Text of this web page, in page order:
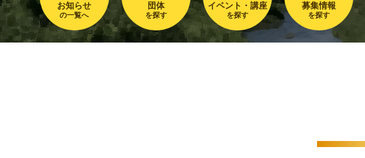
お知らせ
の一覧へ
団体
を探す
イベント・講座
を探す
募集情報
を探す